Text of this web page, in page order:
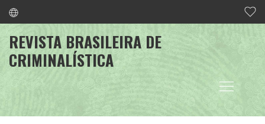
REVISTA BRASILEIRA DE
CRIMINALÍSTICA